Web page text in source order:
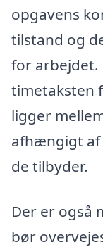
opgavens
tilstand og
for arbejdet.
timetaksten
ligger
afhængigt af
de tilbyder.
Der er også
bør